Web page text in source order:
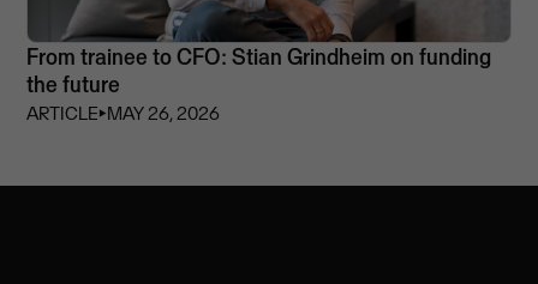
From trainee to CFO: Stian Grindheim on funding
the future
ARTICLE⏵MAY 26, 2026